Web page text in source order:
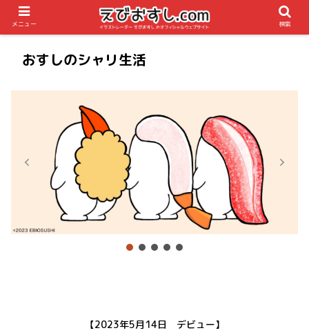
おすしのシャリ生活
【2023年5月14日 デビュー】
メニュー 検索